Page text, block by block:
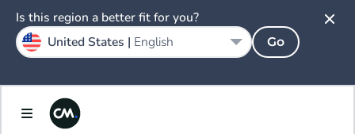
Is this region a better fit for you?
United States | English Go